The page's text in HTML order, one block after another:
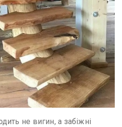
не вигин, а забіжні